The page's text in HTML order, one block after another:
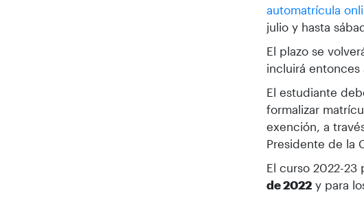
automatrícula
julio y hasta
El plazo se
incluirá
El estudiante
formalizar
exención, a
Presidente de la
El curso 2022-
de 2022 y para